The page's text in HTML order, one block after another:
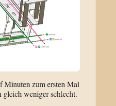
Minuten zum ersten Mal
weniger schlecht.